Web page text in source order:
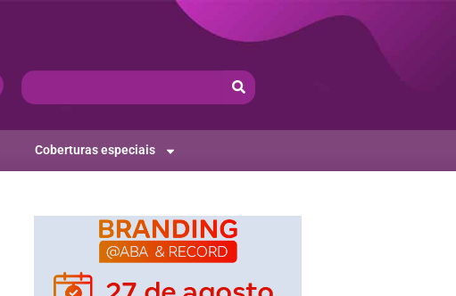
Coberturas especiais